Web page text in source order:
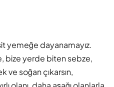
yemeğe dayanamayız.
bize yerde biten sebze,
ve soğan çıkarsın,